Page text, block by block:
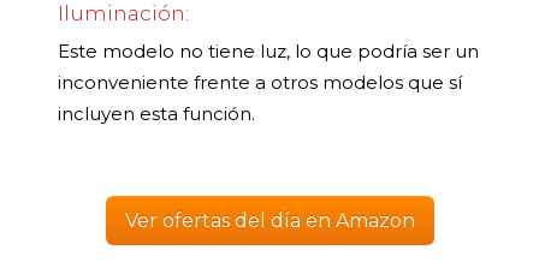
Iluminación:
Este modelo no tiene luz, lo que podría ser un
inconveniente frente a otros modelos que sí
incluyen esta función.
Ver ofertas del día en Amazon